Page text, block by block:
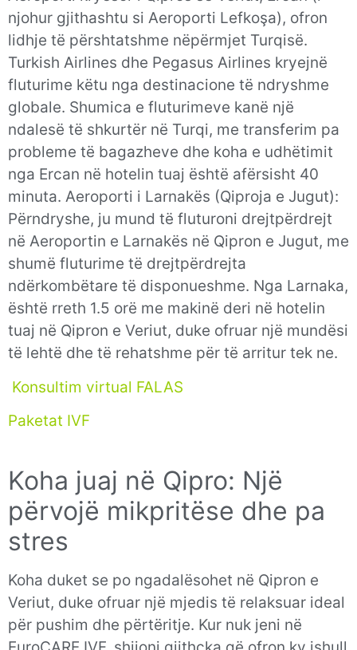
njohur gjithashtu si Aeroporti Lefkoşa), ofron
lidhje të përshtatshme nëpërmjet Turqisë.
Turkish Airlines dhe Pegasus Airlines kryejnë
fluturime këtu nga destinacione të ndryshme
globale. Shumica e fluturimeve kanë një
ndalesë të shkurtër në Turqi, me transferim pa
probleme të bagazheve dhe koha e udhëtimit
nga Ercan në hotelin tuaj është afërsisht 40
minuta. Aeroporti i Larnakës (Qiproja e Jugut):
Përndryshe, ju mund të fluturoni drejtpërdrejt
në Aeroportin e Larnakës në Qipron e Jugut, me
shumë fluturime të drejtpërdrejta
ndërkombëtare të disponueshme. Nga Larnaka,
është rreth 1.5 orë me makinë deri në hotelin
tuaj në Qipron e Veriut, duke ofruar një mundësi
të lehtë dhe të rehatshme për të arritur tek ne.
Konsultim virtual FALAS
Paketat IVF
Koha juaj në Qipro: Një
përvojë mikpritëse dhe pa
stres
Koha duket se po ngadalësohet në Qipron e
Veriut, duke ofruar një mjedis të relaksuar ideal
për pushim dhe përtëritje. Kur nuk jeni në